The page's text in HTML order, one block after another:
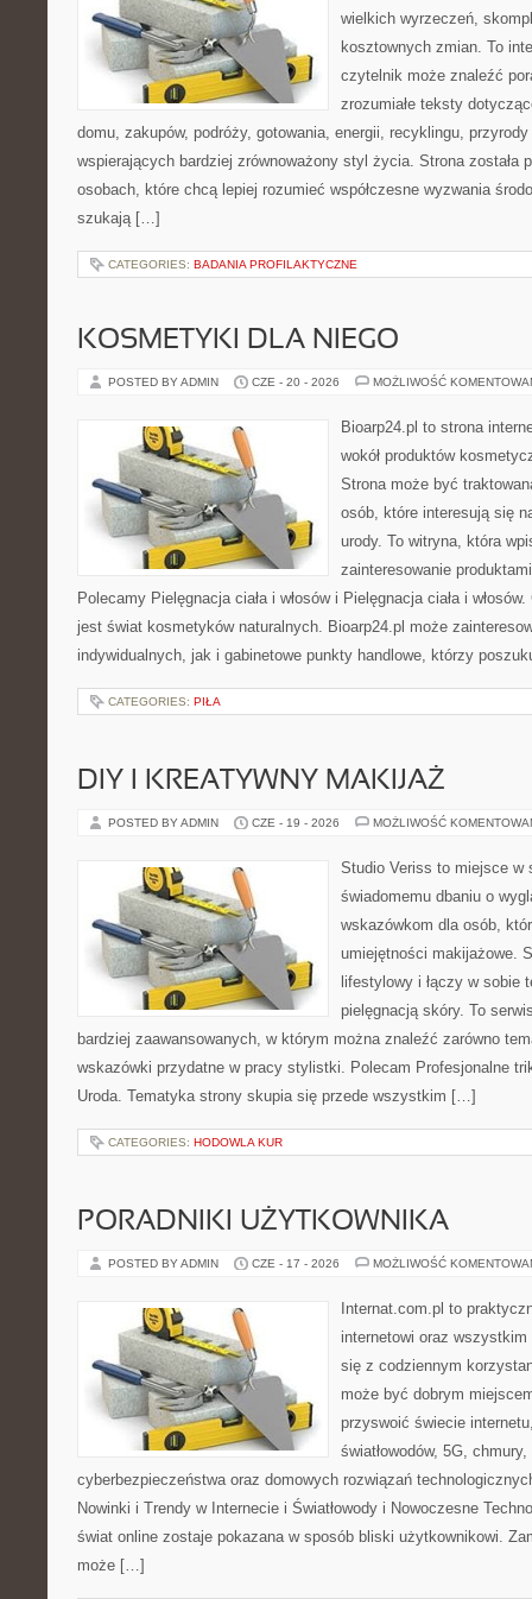
wielkich wyrzeczeń,
kosztownych zmian. To
czytelnik może znaleźć
zrozumiałe teksty
domu, zakupów, podróży, gotowania, energii, recyklingu,
wspierających bardziej zrównoważony styl życia. Strona została
osobach, które chcą lepiej rozumieć współczesne wyzwania
szukają […]
CATEGORIES: BADANIA PROFILAKTYCZNE
KOSMETYKI DLA NIEGO
POSTED BY ADMIN CZE - 20 - 2026 MOŻLIWOŚĆ
Bioarp24.pl to strona
wokół produktów
Strona może być
osób, które interesują się
urody. To witryna, która
zainteresowanie
Polecamy Pielęgnacja ciała i włosów i Pielęgnacja ciała i
jest świat kosmetyków naturalnych. Bioarp24.pl może
indywidualnych, jak i gabinetowe punkty handlowe, którzy
CATEGORIES: PIŁA
DIY I KREATYWNY MAKIJAŻ
POSTED BY ADMIN CZE - 19 - 2026 MOŻLIWOŚĆ
Studio Veriss to miejsce w
świadomemu dbaniu o
wskazówkom dla osób,
umiejętności makijażowe.
lifestylowy i łączy w sobie
pielęgnacją skóry. To
bardziej zaawansowanych, w którym można znaleźć zarówno
wskazówki przydatne w pracy stylistki. Polecam Profesjonalne
Uroda. Tematyka strony skupia się przede wszystkim […]
CATEGORIES: HODOWLA KUR
PORADNIKI UŻYTKOWNIKA
POSTED BY ADMIN CZE - 17 - 2026 MOŻLIWOŚĆ
Internat.com.pl to
internetowi oraz
się z codziennym
może być dobrym
przyswoić świecie
światłowodów, 5G,
cyberbezpieczeństwa oraz domowych rozwiązań
Nowinki i Trendy w Internecie i Światłowody i Nowoczesne
świat online zostaje pokazana w sposób bliski użytkownikowi.
może […]